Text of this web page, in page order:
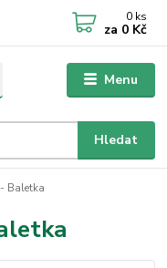
Menu
Hledat
0 ks
za 0 Kč
Baletka